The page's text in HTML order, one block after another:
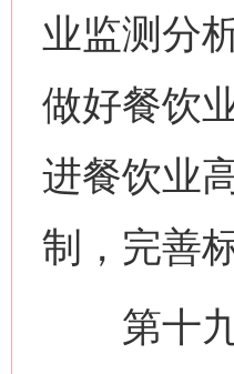
业监测分
做好餐饮
进餐饮业
制，完善
第十九